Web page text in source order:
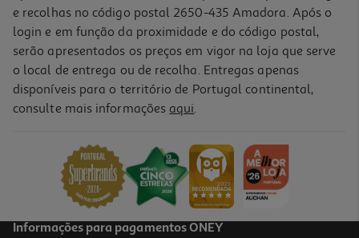
-10%
Livro Adoro-Te Todos Os Dias
PVP de editor
e recolhas no código postal 2650-435 Amadora. Após o
login e em função da proximidade e do código postal,
serão apresentados os preços em vigor na loja que serve
o local de entrega ou de recolha. Entregas apenas
disponíveis para o território de Portugal continental,
consulte mais informações aqui.
Informações para pagamentos ONEY